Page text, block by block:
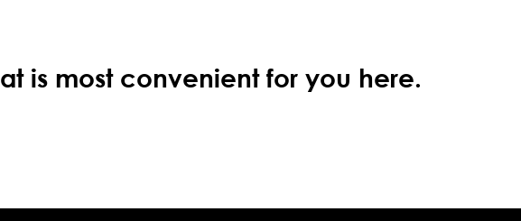
is most convenient for you here.